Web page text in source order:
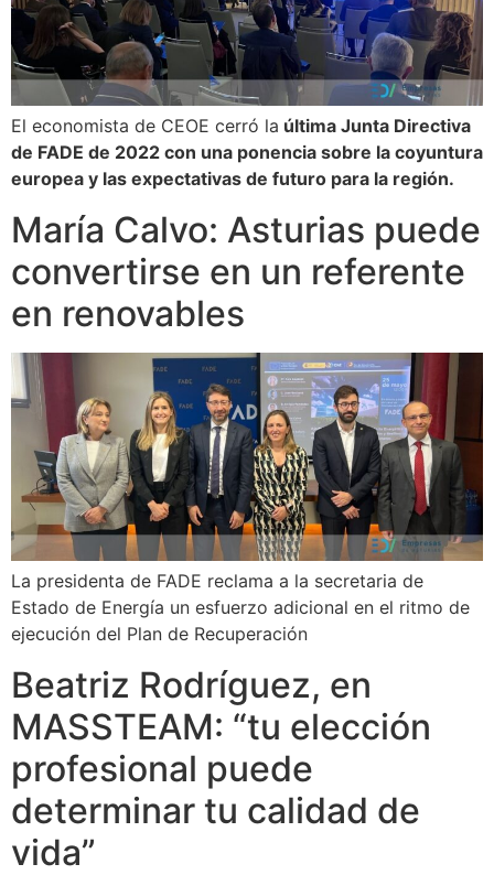
El economista de CEOE cerró la última Junta Directiva
de FADE de 2022 con una ponencia sobre la coyuntura
europea y las expectativas de futuro para la región.
María Calvo: Asturias puede
convertirse en un referente
en renovables
La presidenta de FADE reclama a la secretaria de
Estado de Energía un esfuerzo adicional en el ritmo de
ejecución del Plan de Recuperación
Beatriz Rodríguez, en
MASSTEAM: “tu elección
profesional puede
determinar tu calidad de
vida”